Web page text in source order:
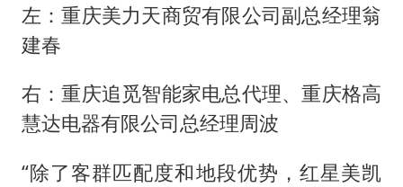
左：重庆美力天商贸有限公司副总经理翁
建春
右：重庆追觅智能家电总代理、重庆格高
慧达电器有限公司总经理周波
“除了客群匹配度和地段优势，红星美凯